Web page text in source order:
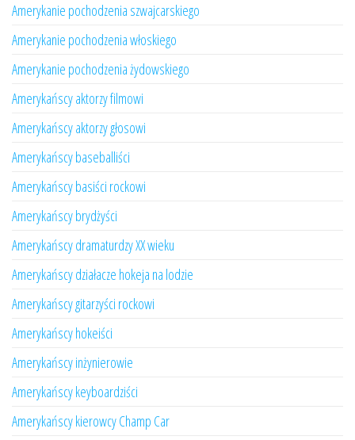
Amerykanie pochodzenia szwajcarskiego
Amerykanie pochodzenia włoskiego
Amerykanie pochodzenia żydowskiego
Amerykańscy aktorzy filmowi
Amerykańscy aktorzy głosowi
Amerykańscy baseballiści
Amerykańscy basiści rockowi
Amerykańscy brydżyści
Amerykańscy dramaturdzy XX wieku
Amerykańscy działacze hokeja na lodzie
Amerykańscy gitarzyści rockowi
Amerykańscy hokeiści
Amerykańscy inżynierowie
Amerykańscy keyboardziści
Amerykańscy kierowcy Champ Car